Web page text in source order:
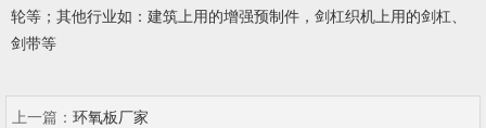
轮等；其他行业如：建筑上用的增强预制件，剑杠织机上用的剑杠、
剑带等
上一篇： 环氧板厂家